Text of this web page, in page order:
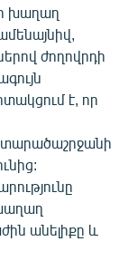
խաղաղ
ժողովրդի
է, որ
տարածաշրջանի
անելիքը և